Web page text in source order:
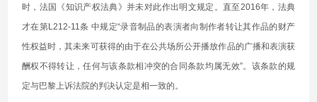
时，法国《知识产权法典》并未对此作出明文规定。直至2016年，法典
才在第L212-11条 中规定“录音制品的表演者向制作者转让其作品的财产
性权益时，其未来可获得的由于在公共场所公开播放作品的广播和表演获
酬权不得转让，任何与该条款相冲突的合同条款均属无效”。该条款的规
定与巴黎上诉法院的判决认定是相一致的。